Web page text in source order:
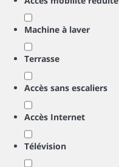
Machine à laver
Terrasse
Accès sans escaliers
Accès Internet
Télévision